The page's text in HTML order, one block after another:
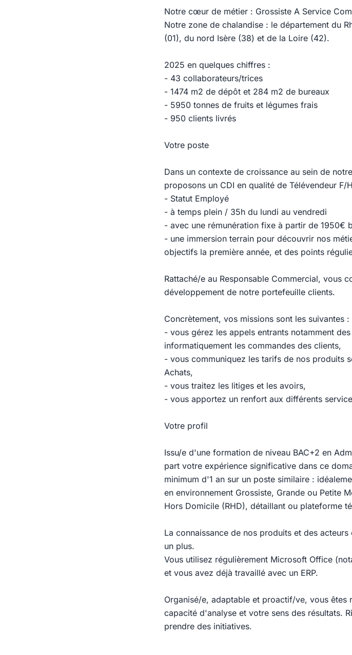
Notre cœur de métier : Grossiste A Service
Notre zone de chalandise : le département du
(01), du nord Isère (38) et de la Loire (42).
2025 en quelques chiffres :
- 43 collaborateurs/trices
- 1474 m2 de dépôt et 284 m2 de bureaux
- 5950 tonnes de fruits et légumes frais
- 950 clients livrés
Votre poste
Dans un contexte de croissance au sein de
proposons un CDI en qualité de Télévendeur
- Statut Employé
- à temps plein / 35h du lundi au vendredi
- avec une rémunération fixe à partir de 1950€
- une immersion terrain pour découvrir nos
objectifs la première année, et des points
Rattaché/e au Responsable Commercial, vous
développement de notre portefeuille clients.
Concrètement, vos missions sont les suivantes :
- vous gérez les appels entrants notamment
informatiquement les commandes des clients,
- vous communiquez les tarifs de nos produits
Achats,
- vous traitez les litiges et les avoirs,
- vous apportez un renfort aux différents
Votre profil
Issu/e d'une formation de niveau BAC+2 en
part votre expérience significative dans ce
minimum d'1 an sur un poste similaire :
en environnement Grossiste, Grande ou Petite
Hors Domicile (RHD), détaillant ou plateforme
La connaissance de nos produits et des
un plus.
Vous utilisez régulièrement Microsoft Office
et vous avez déjà travaillé avec un ERP.
Organisé/e, adaptable et proactif/ve, vous
capacité d'analyse et votre sens des résultats.
prendre des initiatives.